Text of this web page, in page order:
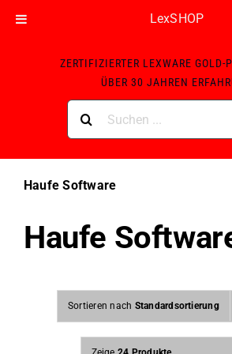
LexSHOP
ZERTIFIZIERTER LEXWARE GOLD-
ÜBER 30 JAHREN
nach:
Haufe Software
Haufe
Sortieren nach Standardsortierung